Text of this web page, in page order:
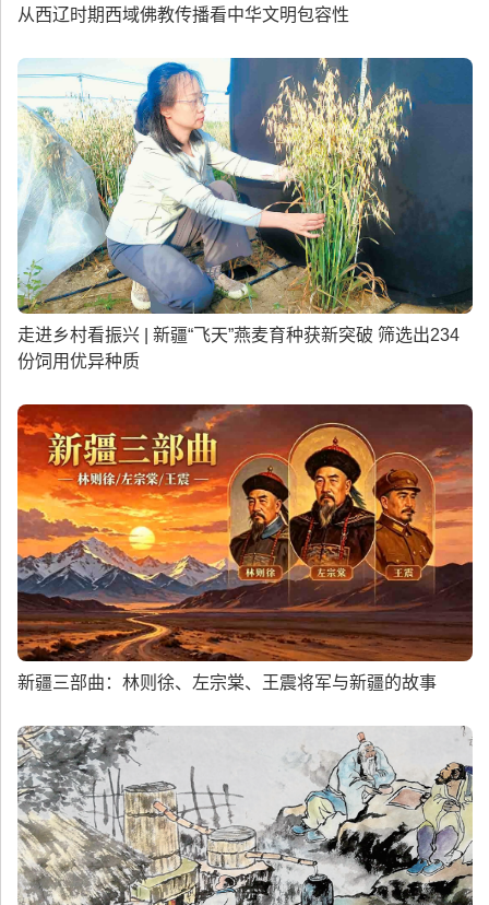
从西辽时期西域佛教传播看中华文明包容性
走进乡村看振兴 | 新疆“飞天”燕麦育种获新突破 筛选出234
份饲用优异种质
新疆三部曲：林则徐、左宗棠、王震将军与新疆的故事